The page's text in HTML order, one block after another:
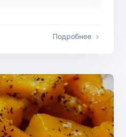
Подробнее